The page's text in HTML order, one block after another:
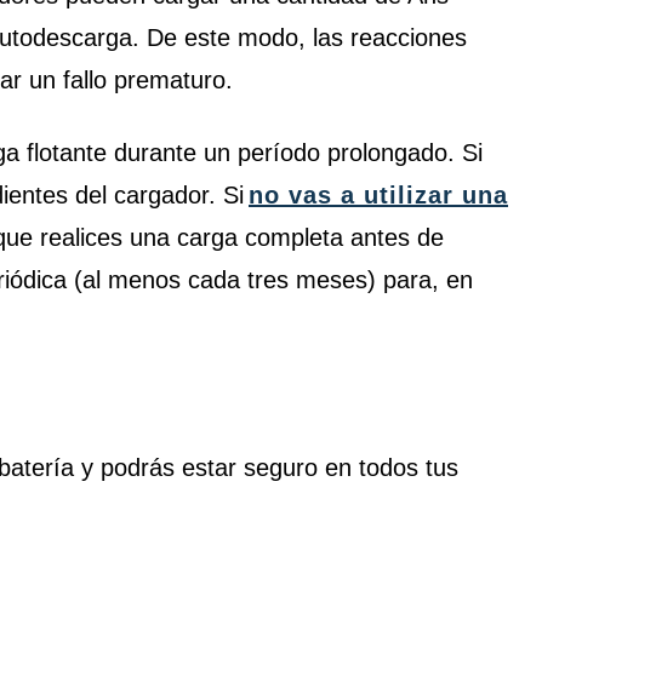
De este modo, las reacciones
un fallo prematuro.
flotante durante un período prolongado. Si
del cargador. Si no vas a utilizar una
realices una carga completa antes de
(al menos cada tres meses) para, en
y podrás estar seguro en todos tus